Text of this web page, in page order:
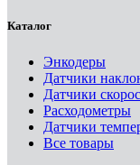
Каталог
Энкодеры
Датчики
Датчики
Расходометры
Датчики
Все товары